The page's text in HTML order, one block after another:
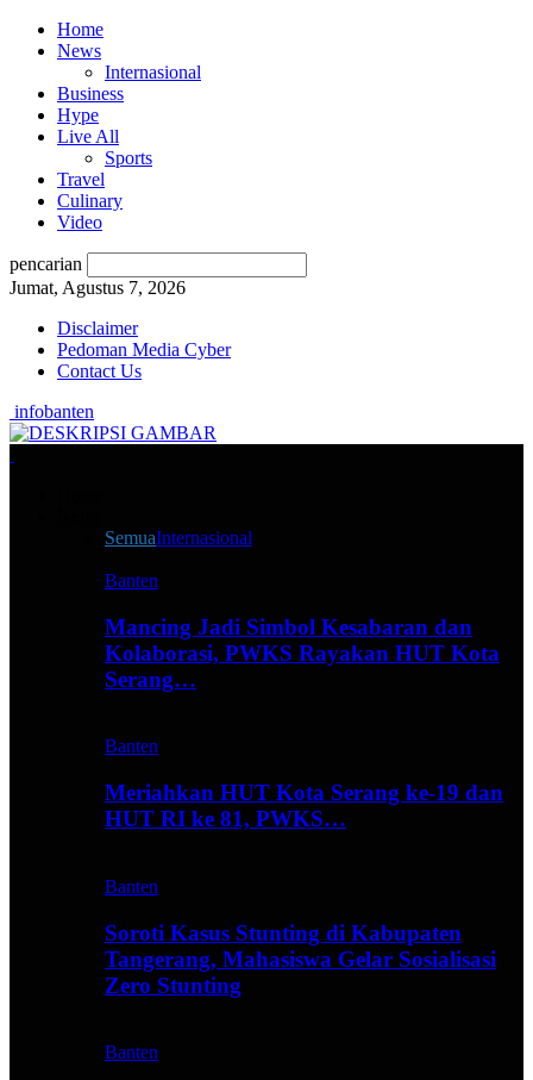
Home
News
Internasional
Business
Hype
Live All
Sports
Travel
Culinary
Video
pencarian
Jumat, Agustus 7, 2026
Disclaimer
Pedoman Media Cyber
Contact Us
infobanten
SemuaInternasional
Banten
Mancing Jadi Simbol Kesabaran dan
Kolaborasi, PWKS Rayakan HUT Kota
Serang…
Banten
Meriahkan HUT Kota Serang ke-19 dan
HUT RI ke 81, PWKS…
Banten
Soroti Kasus Stunting di Kabupaten
Tangerang, Mahasiswa Gelar Sosialisasi
Zero Stunting
Banten